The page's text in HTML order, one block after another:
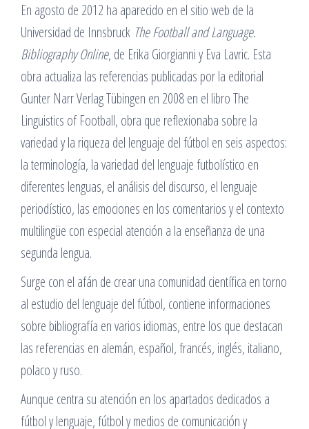
En agosto de 2012 ha aparecido en el sitio web de la
Universidad de Innsbruck The Football and Language.
Bibliography Online, de Erika Giorgianni y Eva Lavric. Esta
obra actualiza las referencias publicadas por la editorial
Gunter Narr Verlag Tübingen en 2008 en el libro The
Linguistics of Football, obra que reflexionaba sobre la
variedad y la riqueza del lenguaje del fútbol en seis aspectos:
la terminología, la variedad del lenguaje futbolístico en
diferentes lenguas, el análisis del discurso, el lenguaje
periodístico, las emociones en los comentarios y el contexto
multilingüe con especial atención a la enseñanza de una
segunda lengua.
Surge con el afán de crear una comunidad científica en torno
al estudio del lenguaje del fútbol, contiene informaciones
sobre bibliografía en varios idiomas, entre los que destacan
las referencias en alemán, español, francés, inglés, italiano,
polaco y ruso.
Aunque centra su atención en los apartados dedicados a
fútbol y lenguaje, fútbol y medios de comunicación y